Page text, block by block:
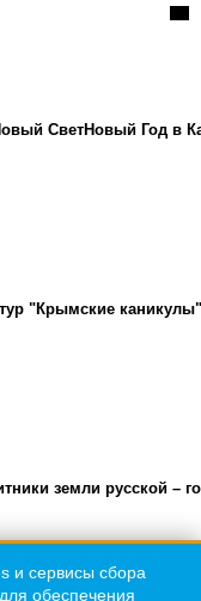
СветНовый Год в
"Крымские каникулы"
земли русской –
и сервисы сбора
обеспечения